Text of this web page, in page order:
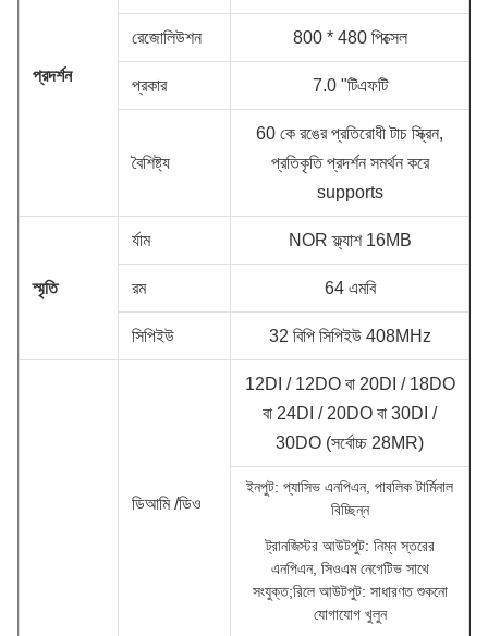
প্রদর্শন
রেজোলিউশন 800 * 480 পিক্সেল
প্রকার 7.0 "টিএফটি
বৈশিষ্ট্য
60 কে রঙের প্রতিরোধী টাচ স্ক্রিন,
প্রতিকৃতি প্রদর্শন সমর্থন করে
supports
স্মৃতি
র্যাম NOR ফ্ল্যাশ 16MB
রম 64 এমবি
সিপিইউ 32 বিপি সিপিইউ 408MHz
ডিআমি /ডিও
12DI / 12DO বা 20DI / 18DO
বা 24DI / 20DO বা 30DI /
30DO (সর্বোচ্চ 28MR)
ইনপুট: প্যাসিভ এনপিএন, পাবলিক টার্মিনাল
বিচ্ছিন্ন
ট্রানজিস্টর আউটপুট: নিম্ন স্তরের
এনপিএন, সিওএম নেগেটিভ সাথে
সংযুক্ত;রিলে আউটপুট: সাধারণত শুকনো
যোগাযোগ খুলুন